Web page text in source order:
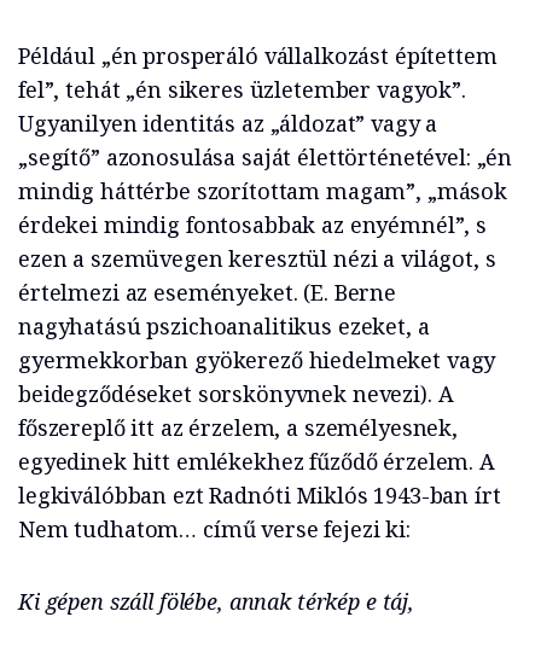
Például „én prosperáló vállalkozást építettem
fel”, tehát „én sikeres üzletember vagyok”.
Ugyanilyen identitás az „áldozat” vagy a
„segítő” azonosulása saját élettörténetével: „én
mindig háttérbe szorítottam magam”, „mások
érdekei mindig fontosabbak az enyémnél”, s
ezen a szemüvegen keresztül nézi a világot, s
értelmezi az eseményeket. (E. Berne
nagyhatású pszichoanalitikus ezeket, a
gyermekkorban gyökerező hiedelmeket vagy
beidegződéseket sorskönyvnek nevezi). A
főszereplő itt az érzelem, a személyesnek,
egyedinek hitt emlékekhez fűződő érzelem. A
legkiválóbban ezt Radnóti Miklós 1943-ban írt
Nem tudhatom… című verse fejezi ki:
Ki gépen száll fölébe, annak térkép e táj,